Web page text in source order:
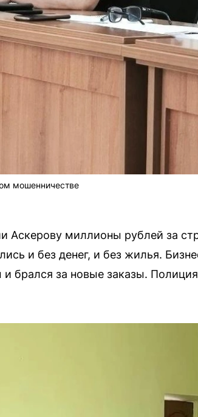
мошенничестве
Аскерову миллионы рублей за
и без денег, и без жилья.
брался за новые заказы. Полиция